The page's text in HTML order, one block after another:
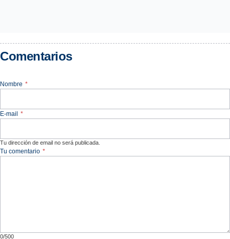
Comentarios
Nombre *
E-mail *
Tu dirección de email no será publicada.
Tu comentario *
0/500